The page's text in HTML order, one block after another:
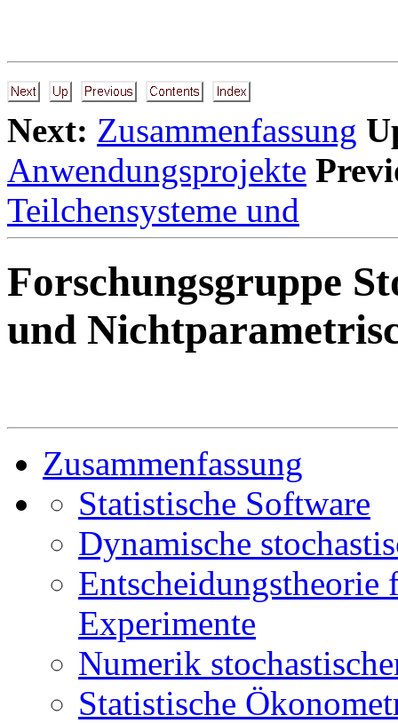
Next: Zusammenfassung
Anwendungsprojekte
Teilchensysteme und
Forschungsgruppe
und
Zusammenfassung
Statistische Software
Dynamische
Entscheidungstheorie
Experimente
Numerik
Statistische